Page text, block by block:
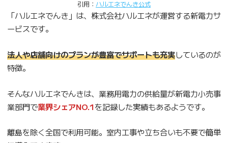
引用： ハルエネでんき公式
「ハルエネでんき」は、株式会社ハルエネが運営する新電力サ
ービスです。
法人や店舗向けのプランが豊富でサポートも充実しているのが
特徴。
そんなハルエネでんきは、業務用電力の供給量が新電力小売事
業部門で業界シェアNO.1を記録した実績もあるようです。
離島を除く全国で利用可能。室内工事や立ち合いも不要で簡単